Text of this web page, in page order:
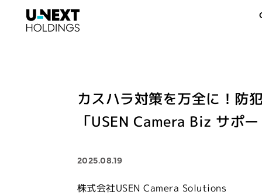
カスハラ対策を万全に！防
「USEN Camera Biz サポ
2025.08.19
株式会社USEN Camera Solutions